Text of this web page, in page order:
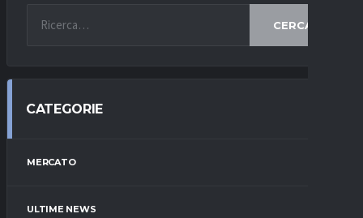
CERCA
CATEGORIE
MERCATO
ULTIME NEWS